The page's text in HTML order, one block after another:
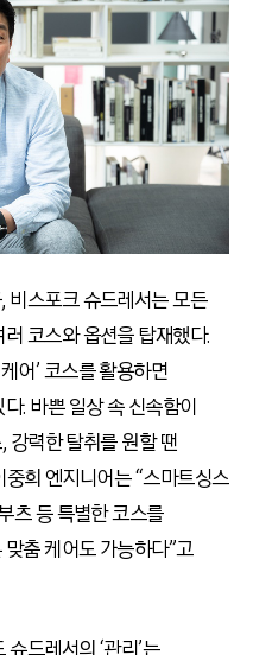
비스포크 슈드레서는 모든
코스와 옵션을 탑재했다.
어’ 코스를 활용하면
. 바쁜 일상 속 신속함이
강력한 탈취를 원할 땐
중희 엔지니어는 “스마트싱스
츠 등 특별한 코스를
춤 케어도 가능하다”고
드레서의 ‘관리’는